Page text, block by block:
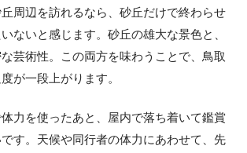
周辺を訪れるなら、砂丘だけで終わらせ
ないと感じます。砂丘の雄大な景色と、
芸術性。この両方を味わうことで、鳥取
が一段上がります。
力を使ったあと、屋内で落ち着いて鑑賞
す。天候や同行者の体力にあわせて、先